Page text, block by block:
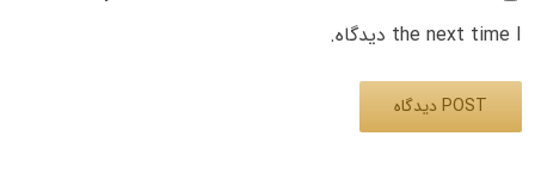
the next time I دیدگاه.